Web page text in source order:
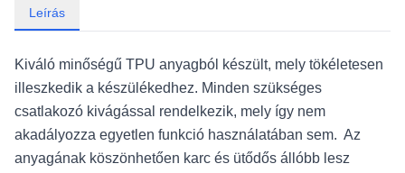
Leírás
Kiváló minőségű TPU anyagból készült, mely tökéletesen
illeszkedik a készülékedhez. Minden szükséges
csatlakozó kivágással rendelkezik, mely így nem
akadályozza egyetlen funkció használatában sem. Az
anyagának köszönhetően karc és ütődős állóbb lesz